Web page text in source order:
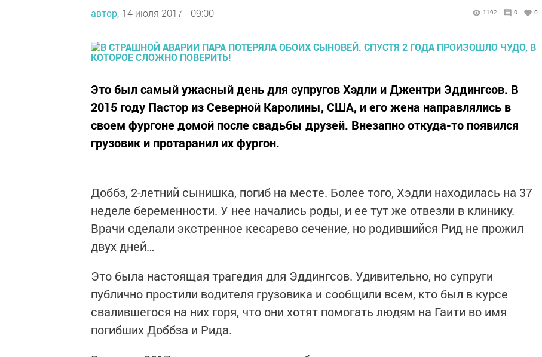
автор, 14 июля 2017 - 09:00 1192 0 0
Это был самый ужасный день для супругов Хэдли и Джентри Эддингсов. В
2015 году Пастор из Северной Каролины, США, и его жена направлялись в
своем фургоне домой после свадьбы друзей. Внезапно откуда-то появился
грузовик и протаранил их фургон.
Доббз, 2-летний сынишка, погиб на месте. Более того, Хэдли находилась на 37
неделе беременности. У нее начались роды, и ее тут же отвезли в клинику.
Врачи сделали экстренное кесарево сечение, но родившийся Рид не прожил
двух дней…
Это была настоящая трагедия для Эддингсов. Удивительно, но супруги
публично простили водителя грузовика и сообщили всем, кто был в курсе
свалившегося на них горя, что они хотят помогать людям на Гаити во имя
погибших Доббза и Рида.